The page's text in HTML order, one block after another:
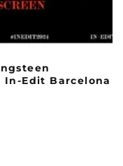
Edit Barcelona